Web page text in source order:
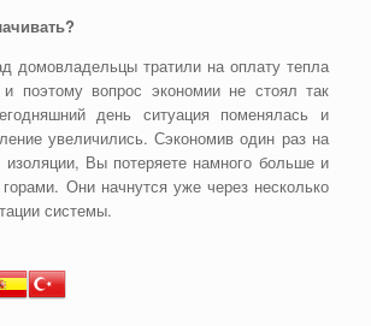
домовладельцы тратили на оплату тепла
поэтому вопрос экономии не стоял так
день ситуация поменялась и
увеличились. Сэкономив один раз на
изоляции, Вы потеряете намного больше и
Они начнутся уже через несколько
системы.